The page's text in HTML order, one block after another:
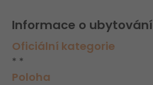
Informace o ubytování
Oficiální kategorie
* *
Poloha